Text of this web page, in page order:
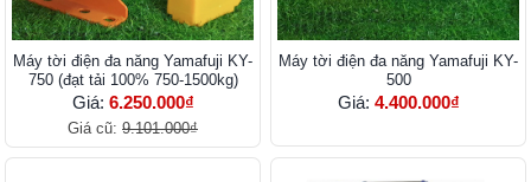
Máy tời điện đa năng Yamafuji KY-
750 (đạt tải 100% 750-1500kg)
Giá: 6.250.000₫
Giá cũ: 9.101.000₫
Máy tời điện đa năng Yamafuji KY-
500
Giá: 4.400.000₫